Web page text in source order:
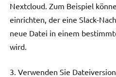
Nextcloud. Zum Beispiel
einrichten, der eine Slack-
neue Datei in einem
wird.
3. Verwenden Sie